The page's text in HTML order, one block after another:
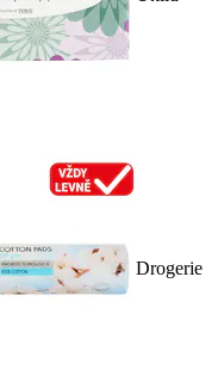
Drogerie